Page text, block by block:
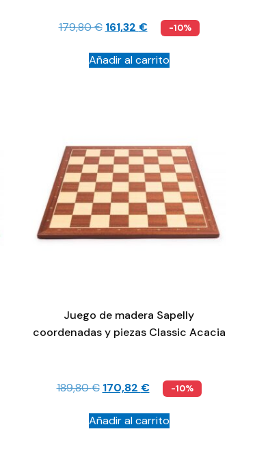
179,80€ 161,32 € -10%
Añadir al carrito
Juego de madera Sapelly
coordenadas y piezas Classic Acacia
189,80€ 170,82 € -10%
Añadir al carrito